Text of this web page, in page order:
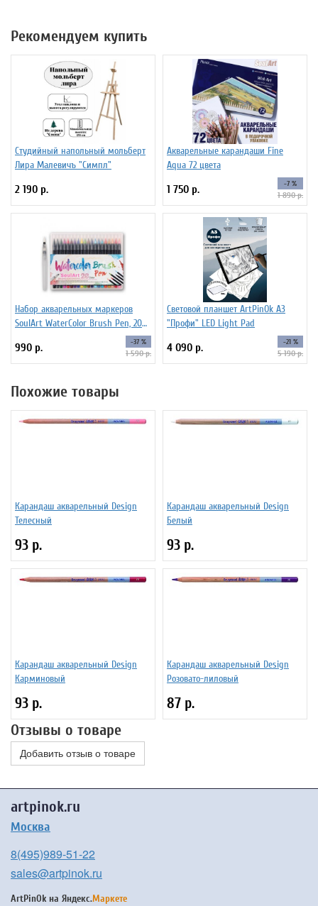
Рекомендуем купить
Студийный напольный мольберт
Лира Малевичъ "Симпл"
2 190 р.
Акварельные карандаши Fine
Aqua 72 цвета
1 750 р. -7 %
1 890 р.
Набор акварельных маркеров
SoulArt WaterColor Brush Pen, 20
990 р. -37 %
1 590 р.
Световой планшет ArtPinOk А3
"Профи" LED Light Pad
4 090 р. -21 %
5 190 р.
Похожие товары
Карандаш акварельный Design
Телесный
93 р.
Карандаш акварельный Design
Белый
93 р.
Карандаш акварельный Design
Карминовый
93 р.
Карандаш акварельный Design
Розовато-лиловый
87 р.
Отзывы о товаре
Добавить отзыв о товаре
artpinok.ru
Москва
8(495)989-51-22
sales@artpinok.ru
ArtPinOk на Яндекс.Маркете